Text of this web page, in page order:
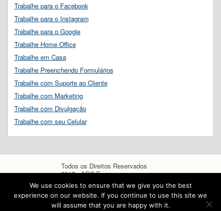
Trabalhe para o Facebook
Trabalhe para o Instagram
Trabalhe para o Google
Trabalhe Home Office
Trabalhe em Casa
Trabalhe Preenchendo Formulários
Trabalhe com Suporte ao Cliente
Trabalhe com Marketing
Trabalhe com Divulgação
Trabalhe com seu Celular
Todos os Direitos Reservados
2017 - ABC Empregos
We use cookies to ensure that we give you the best
experience on our website. If you continue to use this site we
will assume that you are happy with it.